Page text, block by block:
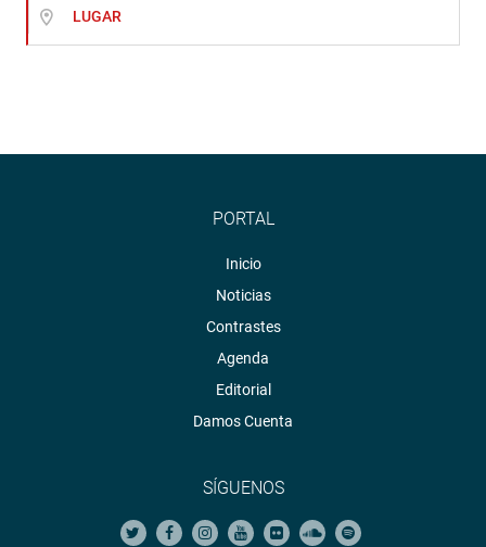
LUGAR
PORTAL
Inicio
Noticias
Contrastes
Agenda
Editorial
Damos Cuenta
SÍGUENOS